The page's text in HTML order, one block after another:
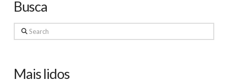
Busca
Search
Mais lidos